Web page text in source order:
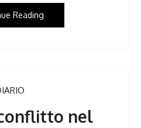
Reading
nel